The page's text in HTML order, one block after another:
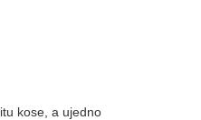
kose, a ujedno